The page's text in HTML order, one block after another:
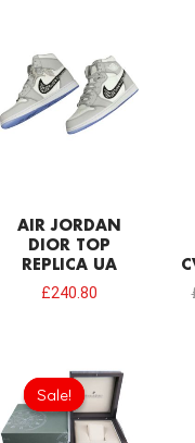
AIR JORDAN
DIOR TOP
REPLICA UA
£240.80
Sale!
Sale!
price
was:
£215.00.